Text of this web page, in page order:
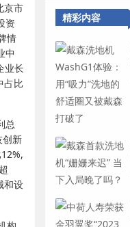
京市
资
情
中
业长
占比
总
创新
和设
精彩内容